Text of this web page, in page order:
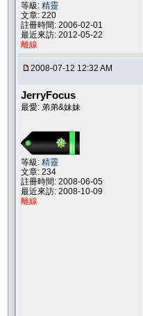
等級: 精靈
文章: 220
註冊時間: 2006-02-01
最近來訪: 2012-05-22
離線
2008-07-12 12:32 AM
JerryFocus
最愛: 弟弟&妹妹
等級: 精靈
文章: 234
註冊時間: 2008-06-05
最近來訪: 2008-10-09
離線